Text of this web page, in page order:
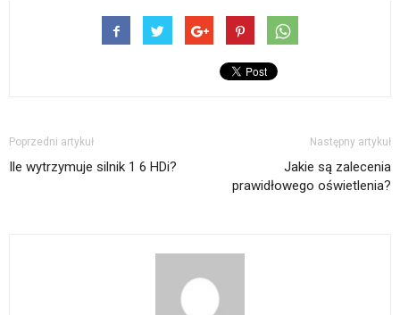
Poprzedni artykuł
Ile wytrzymuje silnik 1 6 HDi?
Następny artykuł
Jakie są zalecenia
prawidłowego oświetlenia?